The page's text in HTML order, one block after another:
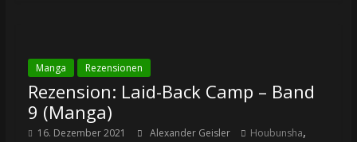
Manga Rezensionen
Rezension: Laid-Back Camp – Band
9 (Manga)
16. Dezember 2021 Alexander Geisler Houbunsha,